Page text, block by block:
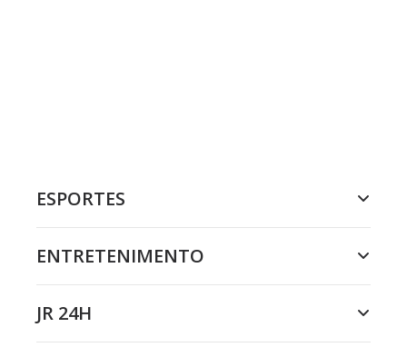
ESPORTES
ENTRETENIMENTO
JR 24H